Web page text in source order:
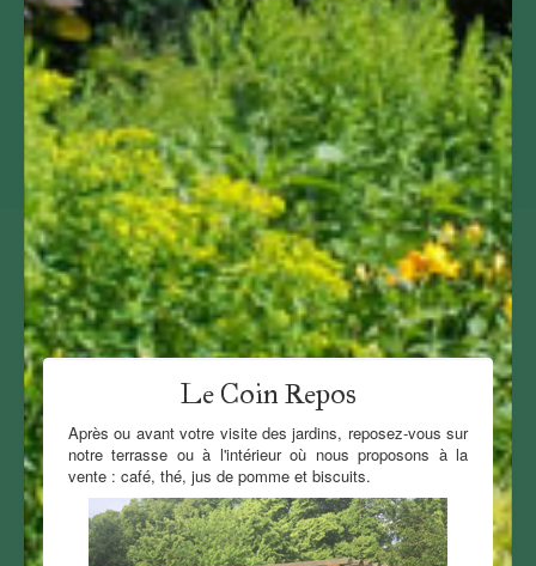
Le Coin Repos
Après ou avant votre visite des jardins, reposez-vous sur
notre terrasse ou à l'intérieur où nous proposons à la
vente : café, thé, jus de pomme et biscuits.